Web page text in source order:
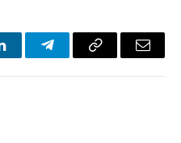
TelegramCopy
Email